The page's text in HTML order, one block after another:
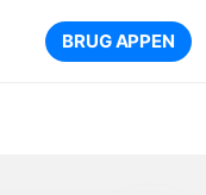
BRUG APPEN